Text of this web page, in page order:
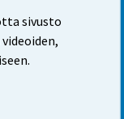
sivusto